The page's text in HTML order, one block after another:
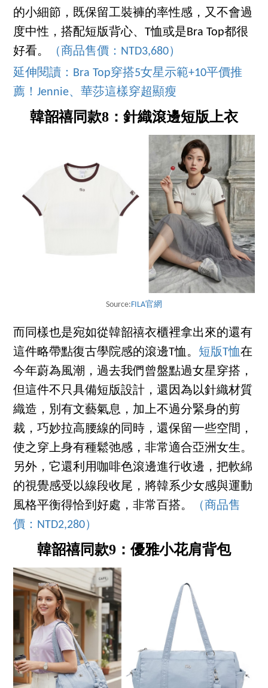
的小細節，既保留工裝褲的率性感，又不會過
度中性，搭配短版背心、T恤或是Bra Top都很
好看。
（商品售價：NTD3,680）
延伸閱讀：Bra Top穿搭5女星示範+10平價推
薦！Jennie、華莎這樣穿超顯瘦
韓韶禧同款8：針織滾邊短版上衣
Source: FILA官網
而同樣也是宛如從韓韶禧衣櫃裡拿出來的還有
這件略帶點復古學院感的滾邊T恤。 短版T恤在
今年蔚為風潮，過去我們曾盤點過女星穿搭，
但這件不只具備短版設計，還因為以針織材質
織造，別有文藝氣息，加上不過分緊身的剪
裁，巧妙拉高腰線的同時，還保留一些空間，
使之穿上身有種鬆弛感，非常適合亞洲女生。
另外，它還利用咖啡色滾邊進行收邊，把軟綿
的視覺感受以線段收尾，將韓系少女感與運動
風格平衡得恰到好處，非常百搭。
（商品售
價：NTD2,280）
韓韶禧同款9：優雅小花肩背包